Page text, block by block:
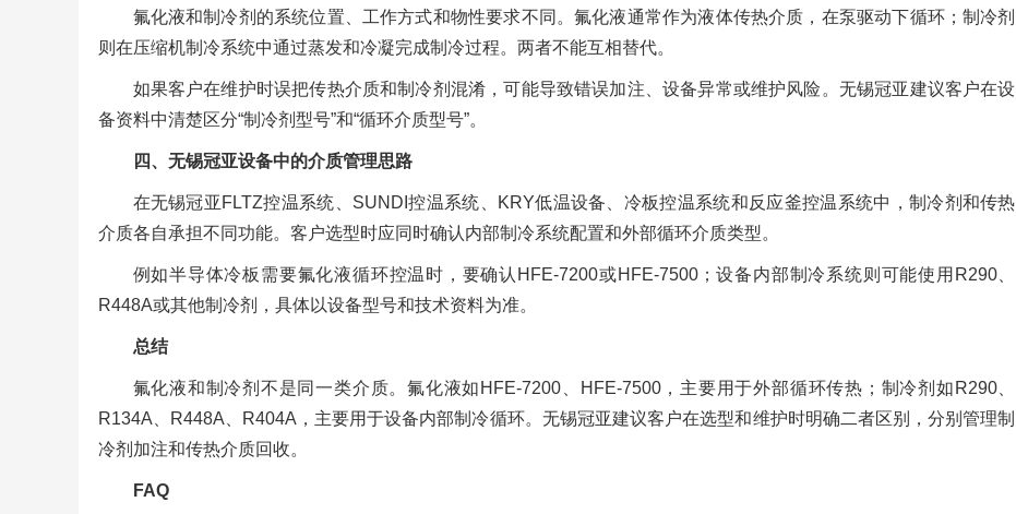
氟化液和制冷剂的系统位置、工作方式和物性要求不同。氟化液通常作为液体传热介质，在泵驱动下循环；制冷剂
则在压缩机制冷系统中通过蒸发和冷凝完成制冷过程。两者不能互相替代。
如果客户在维护时误把传热介质和制冷剂混淆，可能导致错误加注、设备异常或维护风险。无锡冠亚建议客户在设
备资料中清楚区分“制冷剂型号”和“循环介质型号”。
四、无锡冠亚设备中的介质管理思路
在无锡冠亚FLTZ控温系统、SUNDI控温系统、KRY低温设备、冷板控温系统和反应釜控温系统中，制冷剂和传热
介质各自承担不同功能。客户选型时应同时确认内部制冷系统配置和外部循环介质类型。
例如半导体冷板需要氟化液循环控温时，要确认HFE-7200或HFE-7500；设备内部制冷系统则可能使用R290、
R448A或其他制冷剂，具体以设备型号和技术资料为准。
总结
氟化液和制冷剂不是同一类介质。氟化液如HFE-7200、HFE-7500，主要用于外部循环传热；制冷剂如R290、
R134A、R448A、R404A，主要用于设备内部制冷循环。无锡冠亚建议客户在选型和维护时明确二者区别，分别管理制
冷剂加注和传热介质回收。
FAQ